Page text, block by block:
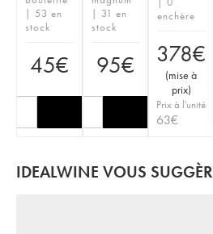
| 53 en
stock
45€
| 31 en
stock
95€
enchère
378€
(mise à
prix)
Prix à l'unité
63€
IDEALWINE VOUS